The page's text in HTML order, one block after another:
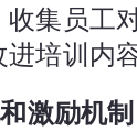
收集员工
培训内
激励机制